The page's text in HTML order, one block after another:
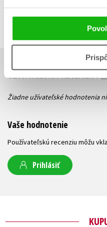
UŽIVATEĽSKÁ RECENZIA
Žiadne užívateľské hodnotenia
Vaše hodnotenie
Používateľskú recenziu môžu
Prihlásiť